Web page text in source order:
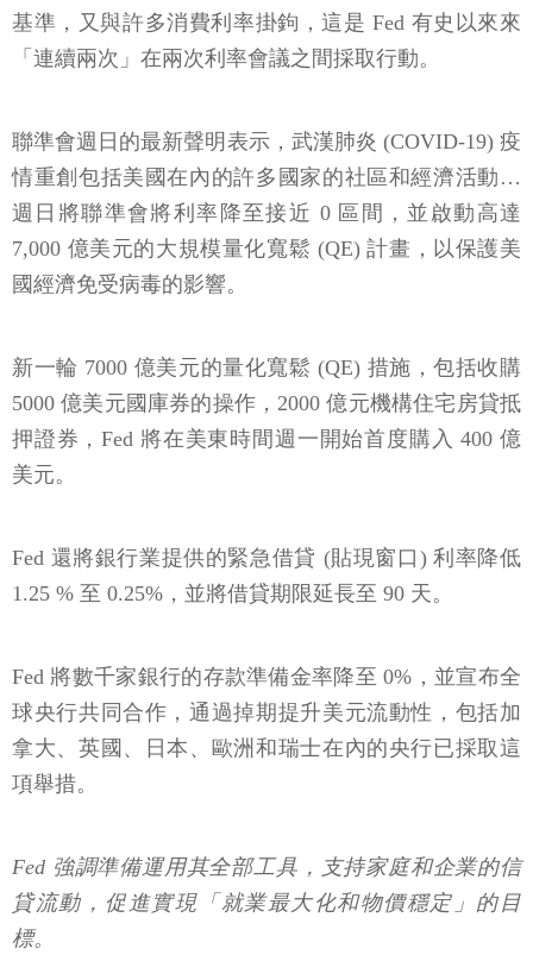
基準，又與許多消費利率掛鉤，這是 Fed 有史以來來
「連續兩次」在兩次利率會議之間採取行動。
聯準會週日的最新聲明表示，武漢肺炎 (COVID-19) 疫
情重創包括美國在內的許多國家的社區和經濟活動…
週日將聯準會將利率降至接近 0 區間，並啟動高達
7,000 億美元的大規模量化寬鬆 (QE) 計畫，以保護美
國經濟免受病毒的影響。
新一輪 7000 億美元的量化寬鬆 (QE) 措施，包括收購
5000 億美元國庫券的操作，2000 億元機構住宅房貸抵
押證券，Fed 將在美東時間週一開始首度購入 400 億
美元。
Fed 還將銀行業提供的緊急借貸 (貼現窗口) 利率降低
1.25 % 至 0.25%，並將借貸期限延長至 90 天。
Fed 將數千家銀行的存款準備金率降至 0%，並宣布全
球央行共同合作，通過掉期提升美元流動性，包括加
拿大、英國、日本、歐洲和瑞士在內的央行已採取這
項舉措。
Fed 強調準備運用其全部工具，支持家庭和企業的信
貸流動，促進實現「就業最大化和物價穩定」的目
標。